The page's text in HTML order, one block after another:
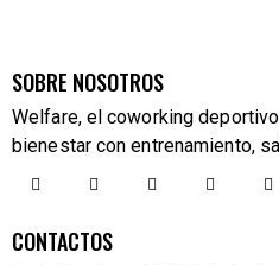
SOBRE NOSOTROS
Welfare, el coworking
bienestar con entrenamiento,
CONTACTOS